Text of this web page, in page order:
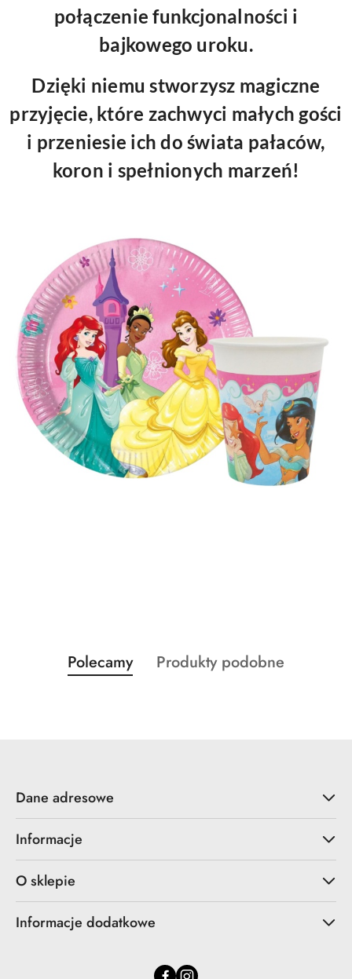
połączenie funkcjonalności i
bajkowego uroku.
Dzięki niemu stworzysz magiczne
przyjęcie, które zachwyci małych gości
i przeniesie ich do świata pałaców,
koron i spełnionych marzeń!
Pomiń karuzelę produktów
Produkty
o
Polecamy
Produkty
Produkty podobne
Dane adresowe
Informacje
O sklepie
Informacje dodatkowe